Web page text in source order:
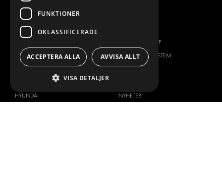
DESIGNKONSULTATION
BILMÄRKEN
DACIA
HYUNDAI
ONE-STOP-SHOP
OM MODUL-SYSTEM
NYHETER
FUNKTIONER
OKLASSIFICERADE
ACCEPTERA ALLA AVVISA ALLT
VISA DETALJER